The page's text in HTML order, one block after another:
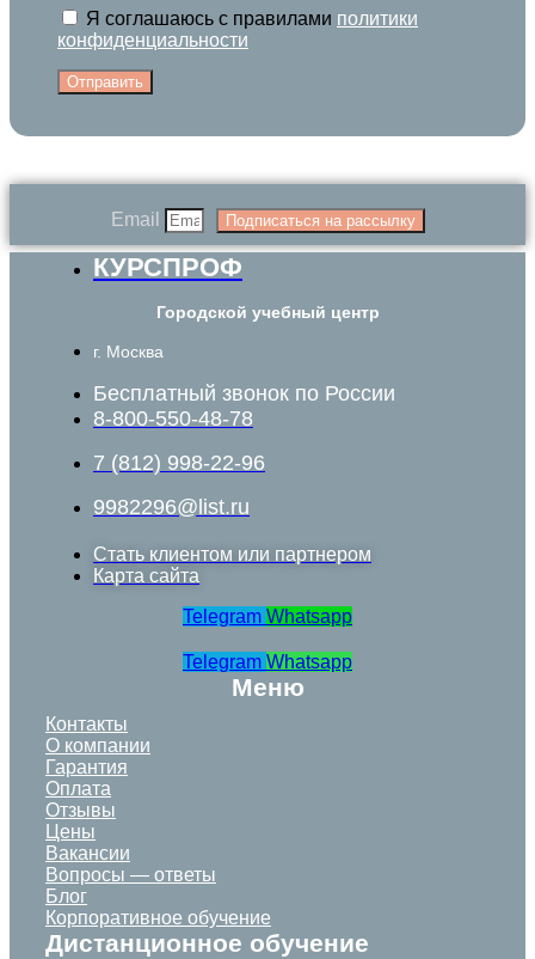
Я соглашаюсь с правилами политики
конфиденциальности
Отправить
Email Подписаться на рассылку
КУРСПРОФ
Городской учебный центр
г. Москва
Бесплатный звонок по России
8-800-550-48-78
7 (812) 998-22-96
9982296@list.ru
Стать клиентом или партнером
Карта сайта
Telegram Whatsapp
Telegram Whatsapp
Меню
Контакты
О компании
Гарантия
Оплата
Отзывы
Цены
Вакансии
Вопросы — ответы
Блог
Корпоративное обучение
Дистанционное обучение